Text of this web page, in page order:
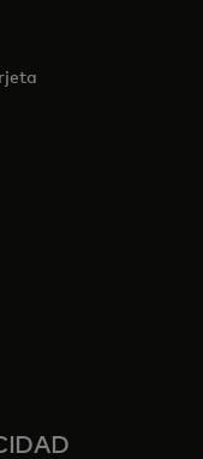
pestaña nueva